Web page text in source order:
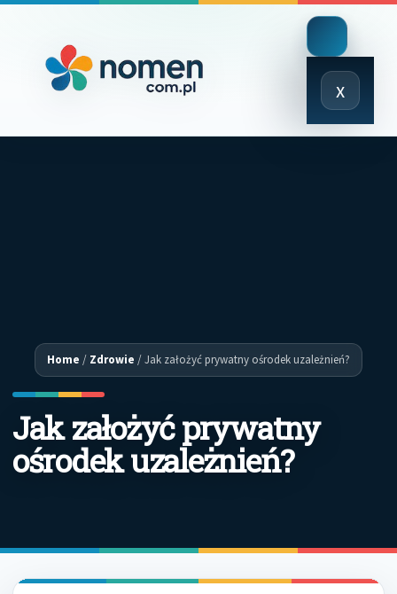
x
Close
Menu
Home / Zdrowie /Jak założyć prywatny ośrodek uzależnień?
Jak założyć prywatny
ośrodek uzależnień?